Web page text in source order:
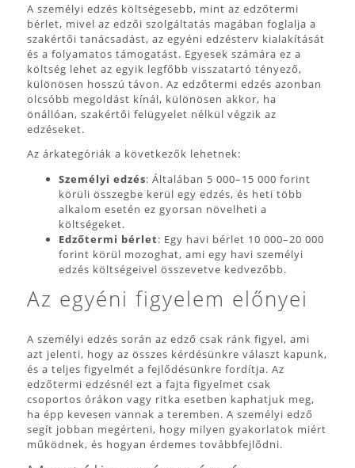
A személyi edzés költségesebb, mint az edzőtermi
bérlet, mivel az edzői szolgáltatás magában foglalja a
szakértői tanácsadást, az egyéni edzésterv kialakítását
és a folyamatos támogatást. Egyesek számára ez a
költség lehet az egyik legfőbb visszatartó tényező,
különösen hosszú távon. Az edzőtermi edzés azonban
olcsóbb megoldást kínál, különösen akkor, ha
önállóan, szakértői felügyelet nélkül végzik az
edzéseket.
Az árkategóriák a következők lehetnek:
Személyi edzés: Általában 5 000–15 000 forint
körüli összegbe kerül egy edzés, és heti több
alkalom esetén ez gyorsan növelheti a
költségeket.
Edzőtermi bérlet: Egy havi bérlet 10 000–20 000
forint körül mozoghat, ami egy havi személyi
edzés költségeivel összevetve kedvezőbb.
Az egyéni figyelem előnyei
A személyi edzés során az edző csak ránk figyel, ami
azt jelenti, hogy az összes kérdésünkre választ kapunk,
és a teljes figyelmét a fejlődésünkre fordítja. Az
edzőtermi edzésnél ezt a fajta figyelmet csak
csoportos órákon vagy ritka esetben kaphatjuk meg,
ha épp kevesen vannak a teremben. A személyi edző
segít jobban megérteni, hogy milyen gyakorlatok miért
működnek, és hogyan érdemes továbbfejlődni.